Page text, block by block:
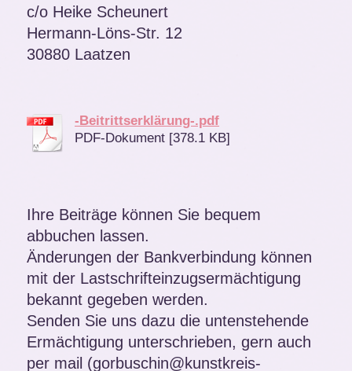
c/o Heike Scheunert
Hermann-Löns-Str. 12
30880 Laatzen
-Beitrittserklärung-.pdf
PDF-Dokument [378.1 KB]
Ihre Beiträge können Sie bequem
abbuchen lassen.
Änderungen der Bankverbindung können
mit der Lastschrifteinzugsermächtigung
bekannt gegeben werden.
Senden Sie uns dazu die untenstehende
Ermächtigung unterschrieben, gern auch
per mail (gorbuschin@kunstkreis-